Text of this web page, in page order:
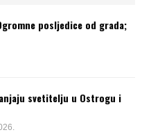
posljedice od grada;
svetitelju u Ostrogu i